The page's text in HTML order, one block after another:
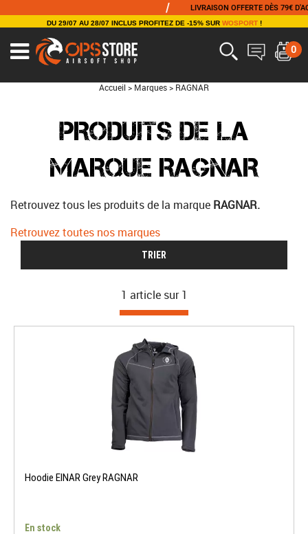
LIVRAISON OFFERTE DÈS 79€
DU 29/07 AU 28/07 INCLUS PROFITEZ DE -15% SUR WOSPORT!
0
Accueil > Marques > RAGNAR
PRODUITS DE LA
MARQUE RAGNAR
Retrouvez tous les produits de la marque RAGNAR.
Retrouvez toutes nos marques
TRIER
1 article sur 1
Hoodie EINAR Grey RAGNAR
En stock